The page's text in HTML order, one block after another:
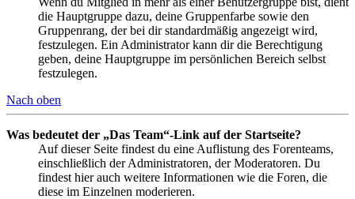
die Hauptgruppe dazu, deine Gruppenfarbe sowie den
Gruppenrang, der bei dir standardmäßig angezeigt wird,
festzulegen. Ein Administrator kann dir die Berechtigung
geben, deine Hauptgruppe im persönlichen Bereich selbst
festzulegen.
Nach oben
Was bedeutet der „Das Team“-Link auf der Startseite?
Auf dieser Seite findest du eine Auflistung des Forenteams,
einschließlich der Administratoren, der Moderatoren. Du
findest hier auch weitere Informationen wie die Foren, die
diese im Einzelnen moderieren.